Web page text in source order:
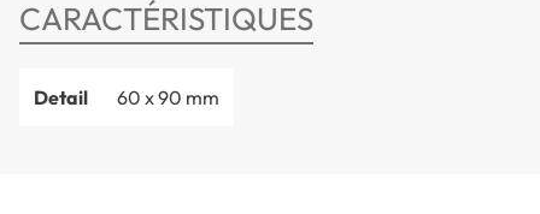
CARACTÉRISTIQUES
Detail 60 x 90 mm